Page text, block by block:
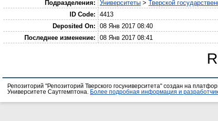
Подразделения: Университеты >Тверской
ID Code:
4413
Deposited On:
08 Янв 2017 08:40
Последнее изменение:
08 Янв 2017 08:41
Репозиторий "Репозиторий Тверского госуниверситета" создан на
Университете Саутгемптона. Более подробная информация и